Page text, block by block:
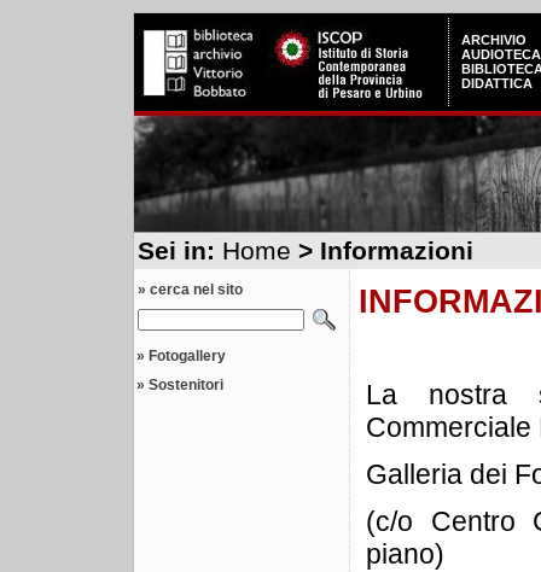
ARCHIVIO
AUDIOTECA
DIDATTICA
Sei in: Home > Informazioni
» cerca nel sito
» Fotogallery
» Sostenitori
La nostra
Commerciale
Galleria dei
(c/o Centro
piano)